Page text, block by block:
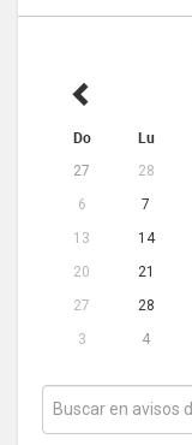
Do Lu
27 28
6
7
13
14
20
21
27
28
3
4